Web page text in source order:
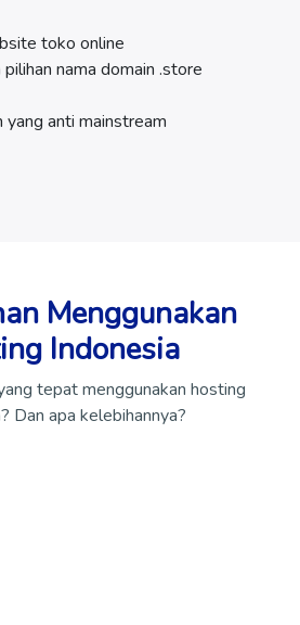
toko online
nama domain .store
yang anti mainstream
Menggunakan
Indonesia
tepat menggunakan hosting
Dan apa kelebihannya?